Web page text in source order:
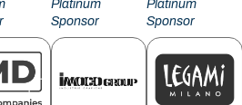
Platinum
Sponsor
Platinum
Sponsor